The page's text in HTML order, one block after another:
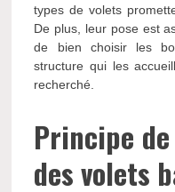
types de volets
De plus, leur pose est
de bien choisir les
structure qui les
recherché.
Principe
des volets